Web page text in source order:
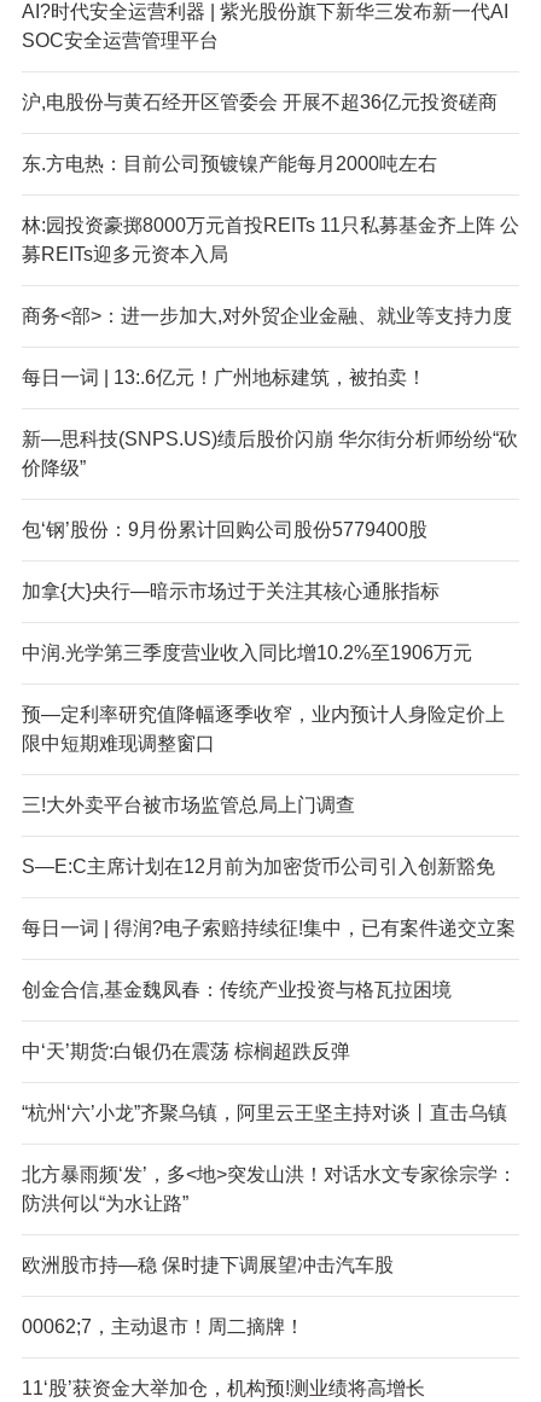
AI?时代安全运营利器 | 紫光股份旗下新华三发布新一代AI
SOC安全运营管理平台
沪,电股份与黄石经开区管委会 开展不超36亿元投资磋商
东.方电热：目前公司预镀镍产能每月2000吨左右
林:园投资豪掷8000万元首投REITs 11只私募基金齐上阵 公
募REITs迎多元资本入局
商务<部>：进一步加大,对外贸企业金融、就业等支持力度
每日一词 | 13:.6亿元！广州地标建筑，被拍卖！
新—思科技(SNPS.US)绩后股价闪崩 华尔街分析师纷纷“砍
价降级”
包‘钢’股份：9月份累计回购公司股份5779400股
加拿{大}央行—暗示市场过于关注其核心通胀指标
中润.光学第三季度营业收入同比增10.2%至1906万元
预—定利率研究值降幅逐季收窄，业内预计人身险定价上
限中短期难现调整窗口
三!大外卖平台被市场监管总局上门调查
S—E:C主席计划在12月前为加密货币公司引入创新豁免
每日一词 | 得润?电子索赔持续征!集中，已有案件递交立案
创金合信,基金魏凤春：传统产业投资与格瓦拉困境
中‘天’期货:白银仍在震荡 棕榈超跌反弹
“杭州‘六’小龙”齐聚乌镇，阿里云王坚主持对谈丨直击乌镇
北方暴雨频‘发’，多<地>突发山洪！对话水文专家徐宗学：
防洪何以“为水让路”
欧洲股市持—稳 保时捷下调展望冲击汽车股
00062;7，主动退市！周二摘牌！
11‘股’获资金大举加仓，机构预!测业绩将高增长